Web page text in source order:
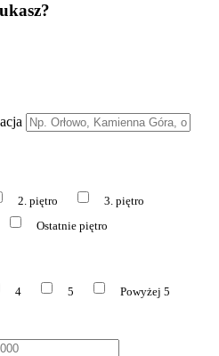
2. piętro
3. piętro
Ostatnie piętro
4 5 Powyżej 5